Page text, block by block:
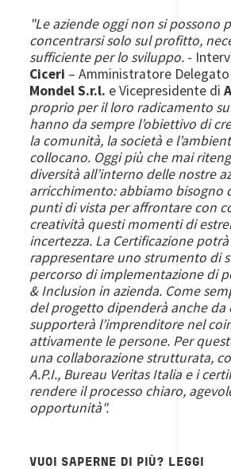
"Le aziende oggi non si possono
concentrarsi solo sul profitto,
sufficiente per lo sviluppo. -
Ciceri – Amministratore
Mondel S.r.l. e Vicepresidente di
proprio per il loro radicamento
hanno da sempre l’obiettivo di
la comunità, la società e
collocano. Oggi più che mai
diversità all’interno delle nostre
arricchimento: abbiamo bisogno
punti di vista per affrontare con
creatività questi momenti di
incertezza. La Certificazione
rappresentare uno strumento di
percorso di implementazione di
& Inclusion in azienda. Come
del progetto dipenderà anche da
supporterà l’imprenditore nel
attivamente le persone. Per
una collaborazione strutturata,
A.P.I., Bureau Veritas Italia e i
rendere il processo chiaro,
opportunità".
VUOI SAPERNE DI PIÙ? LEGGI